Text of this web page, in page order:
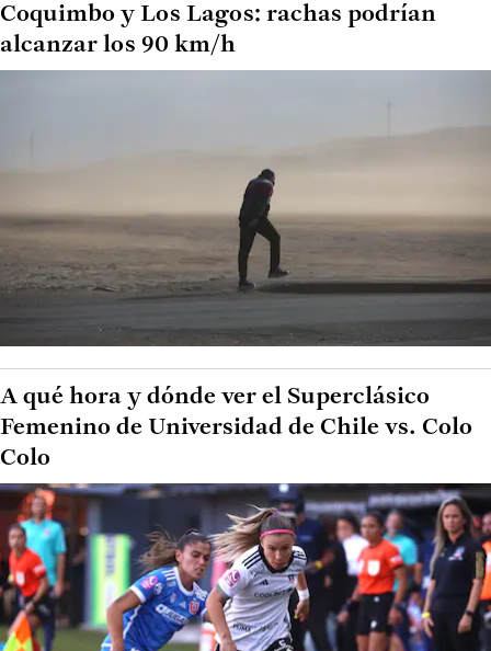
Coquimbo y Los Lagos: rachas podrían
alcanzar los 90 km/h
A qué hora y dónde ver el Superclásico
Femenino de Universidad de Chile vs. Colo
Colo